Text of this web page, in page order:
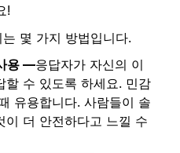
!
몇 가지 방법입니다.
용 —응답자가 자신의 이
할 수 있도록 하세요. 민감
유용합니다. 사람들이 솔
이 더 안전하다고 느낄 수